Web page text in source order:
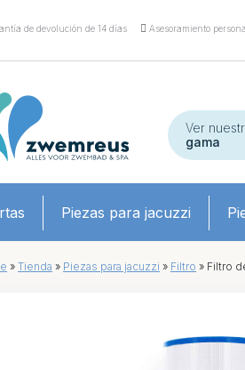
de devolución de 14 días Asesoramiento
Ver
gama
Piezas para jacuzzi
» Tienda » Piezas para jacuzzi » Filtro » Filtro